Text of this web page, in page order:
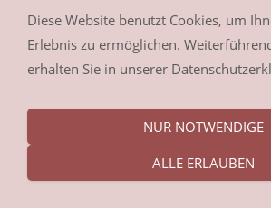
Diese Website benutzt Cookies, um
Erlebnis zu ermöglichen.
erhalten Sie in unserer
NUR NOTWENDIGE
ALLE ERLAUBEN